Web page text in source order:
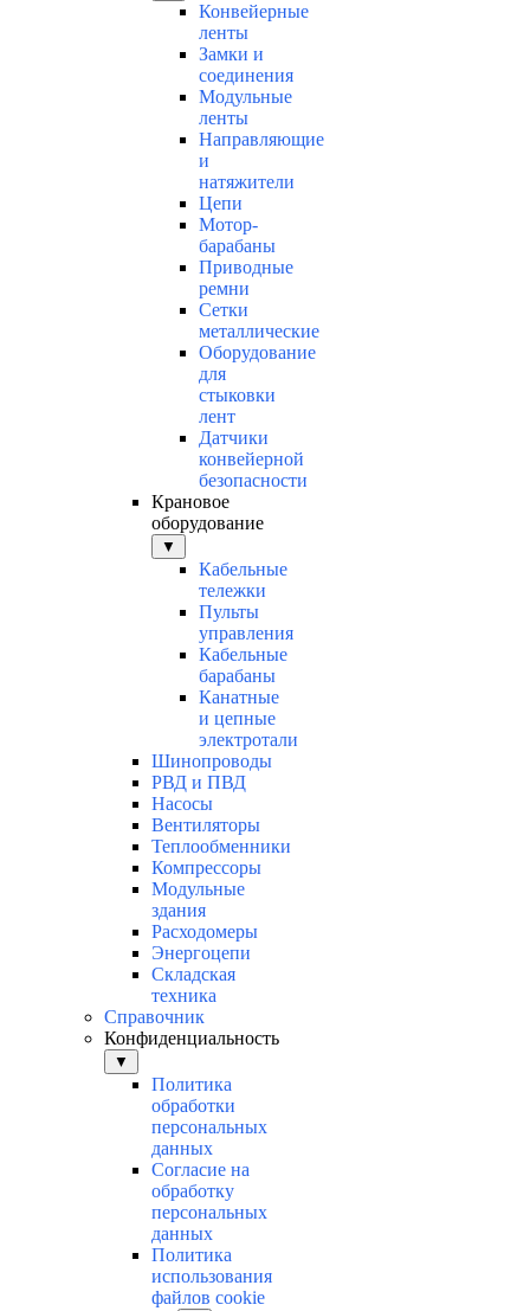
Конвейерные
ленты
Замки и
соединения
Модульные
ленты
Направляющие
и
натяжители
Цепи
Мотор-
барабаны
Приводные
ремни
Сетки
металлические
Оборудование
для
стыковки
лент
Датчики
конвейерной
безопасности
Крановое
оборудование
▼
Кабельные
тележки
Пульты
управления
Кабельные
барабаны
Канатные
и цепные
электротали
Шинопроводы
РВД и ПВД
Насосы
Вентиляторы
Теплообменники
Компрессоры
Модульные
здания
Расходомеры
Энергоцепи
Складская
техника
Справочник
Конфиденциальность
▼
Политика
обработки
персональных
данных
Согласие на
обработку
персональных
данных
Политика
использования
файлов cookie